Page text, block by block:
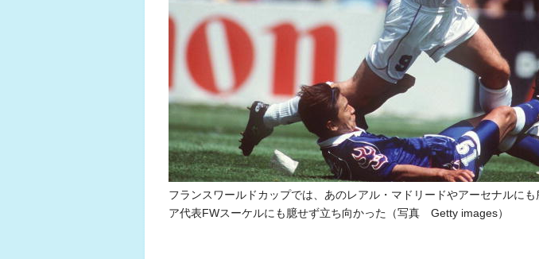
フランスワールドカップでは、あのレアル・マドリードやアーセナルに
ア代表FWスーケルにも臆せず立ち向かった（写真 Getty images）
ジュニ